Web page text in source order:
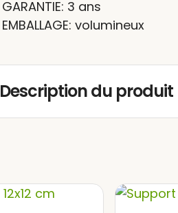
GARANTIE: 3 ans
EMBALLAGE: volumineux
Description du produit
la lecture dans un